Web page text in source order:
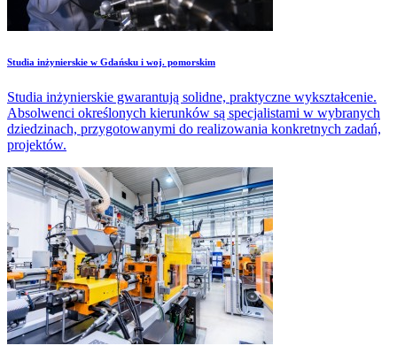
Studia inżynierskie w Gdańsku i woj. pomorskim
Studia inżynierskie gwarantują solidne, praktyczne wykształcenie.
Absolwenci określonych kierunków są specjalistami w wybranych
dziedzinach, przygotowanymi do realizowania konkretnych zadań,
projektów.